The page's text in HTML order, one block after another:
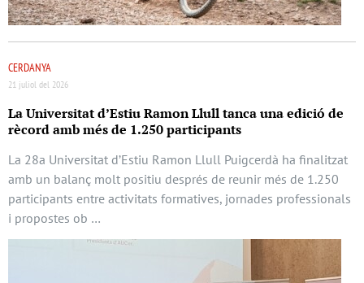
CERDANYA
21 juliol del 2026
La Universitat d’Estiu Ramon Llull tanca una edició de
rècord amb més de 1.250 participants
La 28a Universitat d’Estiu Ramon Llull Puigcerdà ha finalitzat
amb un balanç molt positiu després de reunir més de 1.250
participants entre activitats formatives, jornades professionals
i propostes ob …